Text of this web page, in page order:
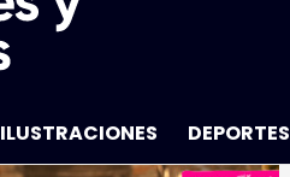
ILUSTRACIONES DEPORTES